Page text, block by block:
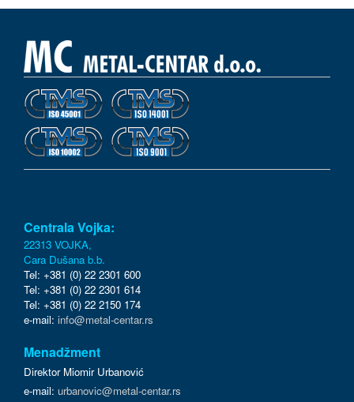
Centrala Vojka:
22313 VOJKA,
Cara Dušana b.b.
Tel: +381 (0) 22 2301 600
Tel: +381 (0) 22 2301 614
Tel: +381 (0) 22 2150 174
e-mail: info@metal-centar.rs
Menadžment
Direktor Miomir Urbanović
e-mail: urbanovic@metal-centar.rs